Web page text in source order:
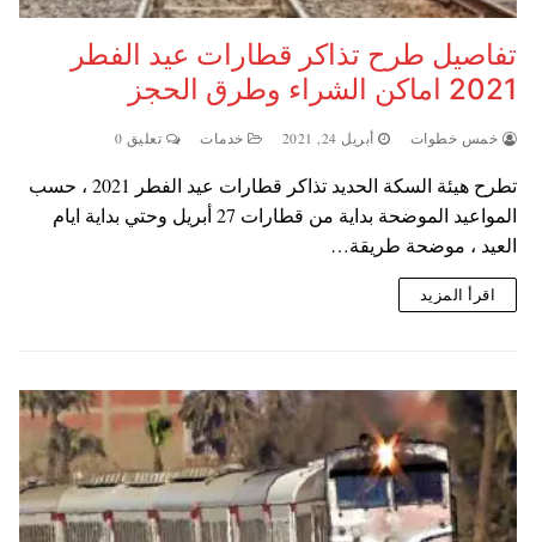
تفاصيل طرح تذاكر قطارات عيد الفطر
2021 اماكن الشراء وطرق الحجز
خمس خطوات أبريل 24, 2021 خدمات تعليق 0
تطرح هيئة السكة الحديد تذاكر قطارات عيد الفطر 2021 ، حسب
المواعيد الموضحة بداية من قطارات 27 أبريل وحتي بداية ايام
العيد ، موضحة طريقة…
اقرأ المزيد